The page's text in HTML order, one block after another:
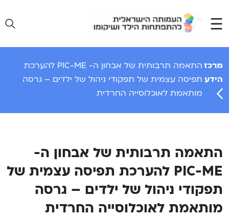
content
מרכז
הידע
התאמה תרבותית של אבחון ה- PIC-ME להערכת
תפיסה עצמית של תפקודי ניהול של ילדים – גרסה
מותאמת לאוכלוסייה החרדית
התאמה תרבותית של אבחון ה-
PIC-ME להערכת תפיסה עצמית של
תפקודי ניהול של ילדים – גרסה
מותאמת לאוכלוסייה החרדית